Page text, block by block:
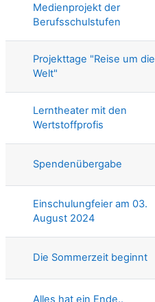
Medienprojekt der
Berufsschulstufen
Projekttage "Reise um die
Welt"
Lerntheater mit den
Wertstoffprofis
Spendenübergabe
Einschulungfeier am 03.
August 2024
Die Sommerzeit beginnt
Alles hat ein Ende..